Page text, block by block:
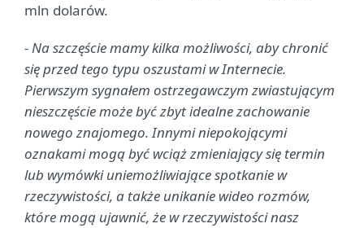
mln dolarów.
- Na szczęście mamy kilka możliwości, aby chronić
się przed tego typu oszustami w Internecie.
Pierwszym sygnałem ostrzegawczym zwiastującym
nieszczęście może być zbyt idealne zachowanie
nowego znajomego. Innymi niepokojącymi
oznakami mogą być wciąż zmieniający się termin
lub wymówki uniemożliwiające spotkanie w
rzeczywistości, a także unikanie wideo rozmów,
które mogą ujawnić, że w rzeczywistości nasz